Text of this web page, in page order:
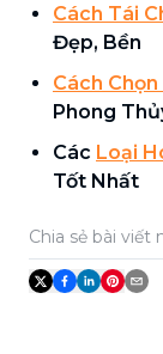
Cách Tái
Đẹp, Bền
Cách
Phong
Các Loại
Tốt Nhất
Chia sẻ bài viết